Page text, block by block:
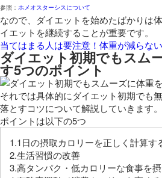
参照： ホメオスターシスについて
なので、ダイエットを始めたばかりは
イエットを継続することが重要です。
当てはまる人は要注意！体重が減らな
ダイエット初期でもスム
す5つのポイント
それでは具体的にダイエット初期でも
落とすコツについて解説していきます。
ポイントは以下の5つ
1.1日の摂取カロリーを正しく計算す
2.生活習慣の改善
3.高タンパク・低カロリーな食事を